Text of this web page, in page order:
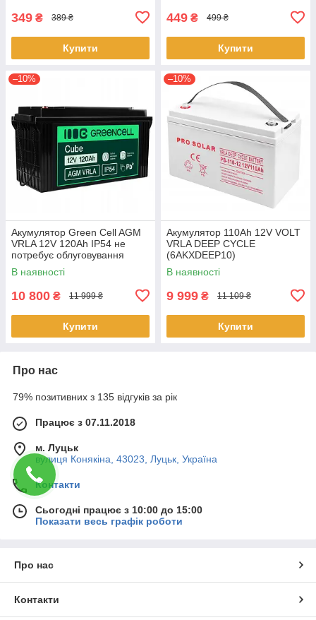
349 ₴ 389 ₴
Купити
449 ₴ 499 ₴
Купити
–10%
Акумулятор Green Cell AGM
VRLA 12V 120Ah IP54 не
потребує облуговування
(термін служби - 5 років)
В наявності
10 800 ₴ 11 999 ₴
Купити
–10%
Акумулятор 110Ah 12V VOLT
VRLA DEEP CYCLE
(6AKXDEEP10)
В наявності
9 999 ₴ 11 109 ₴
Купити
Про нас
79% позитивних з 135 відгуків за рік
Працює з 07.11.2018
м. Луцьк
вулиця Конякіна, 43023, Луцьк, Україна
Контакти
Сьогодні працює з 10:00 до 15:00
Показати весь графік роботи
Про нас
Контакти